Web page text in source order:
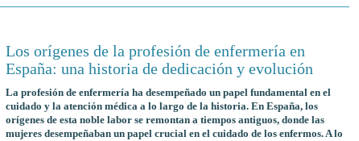
Los orígenes de la profesión de enfermería en
España: una historia de dedicación y evolución
La profesión de enfermería ha desempeñado un papel fundamental en el
cuidado y la atención médica a lo largo de la historia. En España, los
orígenes de esta noble labor se remontan a tiempos antiguos, donde las
mujeres desempeñaban un papel crucial en el cuidado de los enfermos. A lo